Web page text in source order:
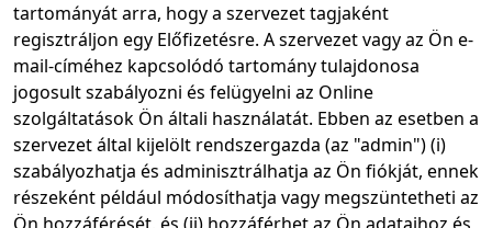
tartományát arra, hogy a szervezet tagjaként
regisztráljon egy Előfizetésre. A szervezet vagy az Ön e-
mail-címéhez kapcsolódó tartomány tulajdonosa
jogosult szabályozni és felügyelni az Online
szolgáltatások Ön általi használatát. Ebben az esetben a
szervezet által kijelölt rendszergazda (az "admin") (i)
szabályozhatja és adminisztrálhatja az Ön fiókját, ennek
részeként például módosíthatja vagy megszüntetheti az